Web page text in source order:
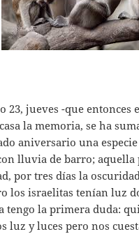
23, jueves -que entonces
la memoria, se ha
aniversario una
lluvia de barro; aquella
por tres días la
los israelitas tenían luz
tengo la primera duda:
luz y luces pero nos